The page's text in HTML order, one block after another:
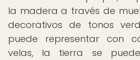
la madera a través de
decorativos de tonos
puede representar con
velas, la tierra se